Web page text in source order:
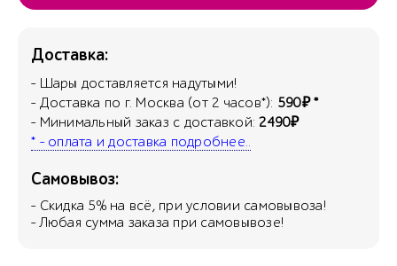
Доставка:
- Шары доставляется надутыми!
- Доставка по г. Москва (от 2 часов*): 590₽ *
- Минимальный заказ с доставкой:2490₽
* - оплата и доставка подробнее..
Самовывоз:
- Скидка 5% на всё, при условии самовывоза!
- Любая сумма заказа при самовывозе!